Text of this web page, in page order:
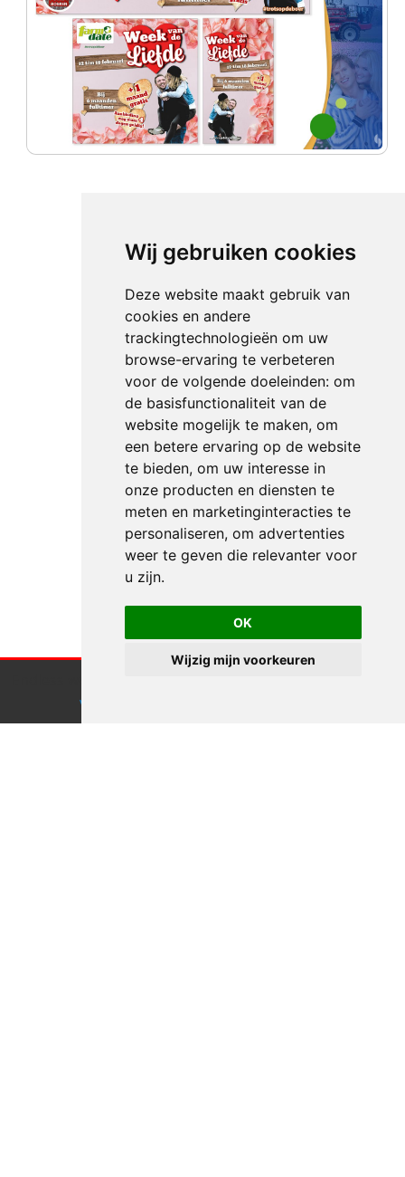
Wij gebruiken cookies
Deze website maakt gebruik van
cookies en andere
trackingtechnologieën om uw
browse-ervaring te verbeteren
voor de volgende doeleinden: om
de basisfunctionaliteit van de
website mogelijk te maken, om
een betere ervaring op de website
te bieden, om uw interesse in
onze producten en diensten te
meten en marketinginteracties te
personaliseren, om advertenties
weer te geven die relevanter voor
u zijn.
OK
Wijzig mijn voorkeuren
voor meer informatie